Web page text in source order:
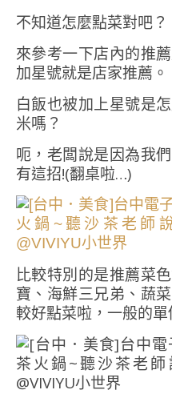
不知道怎麼點菜對吧？
來參考一下店內的推
加星號就是店家推薦。
白飯也被加上星號是
米嗎？
呃，老闆說是因為我
有這招!(翻桌啦…)
比較特別的是推薦菜
寶、海鮮三兄弟、蔬
較好點菜啦，一般的單